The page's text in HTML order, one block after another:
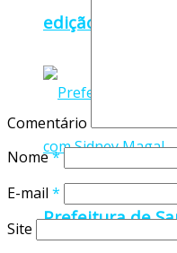
edição e
Prefeitura de
Comentário
Nome*
E-mail *
Site